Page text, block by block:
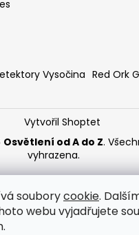
souborycookie.
webu vyjadřujete
HLEDAT
Vysočina Red Ork
Vytvořil Shoptet
Osvětlení od A do Z.
vyhrazena.